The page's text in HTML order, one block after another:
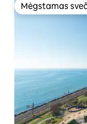
Mėgstamas
Mėgstamas